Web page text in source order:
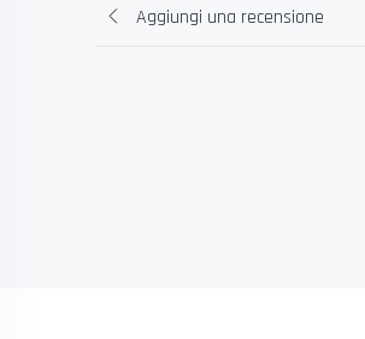
Aggiungi una recensione